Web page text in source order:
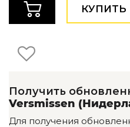
Детская мебель
Уличная и садовая мебель
Коллекции
ARTOPIA — Mid-Century
DAYZ — Ethno
Все коллекции мебели
КУПИТЬ
Получить
Versmissen
Для получения